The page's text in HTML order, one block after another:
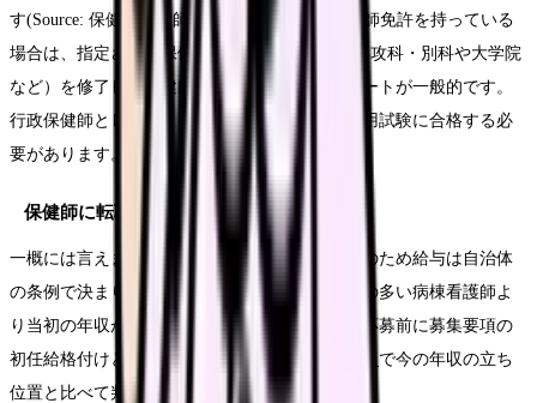
す(Source: 保健師助産師看護師法)。すでに看護師免許を持っている
場合は、指定された保健師養成課程（1年制の専攻科・別科や大学院
など）を修了して保健師国家試験に合格するルートが一般的です。
行政保健師として働くには、さらに自治体の採用試験に合格する必
要があります。
保健師に転職すると給料は下がりますか？
一概には言えません。行政保健師は地方公務員のため給与は自治体
の条例で決まり、夜勤手当がなくなる分、夜勤の多い病棟看護師よ
り当初の年収が下がる例は珍しくありません。応募前に募集要項の
初任給格付けと経験加算を確認し、
で今の年収の立ち
位置と比べて判断してください。